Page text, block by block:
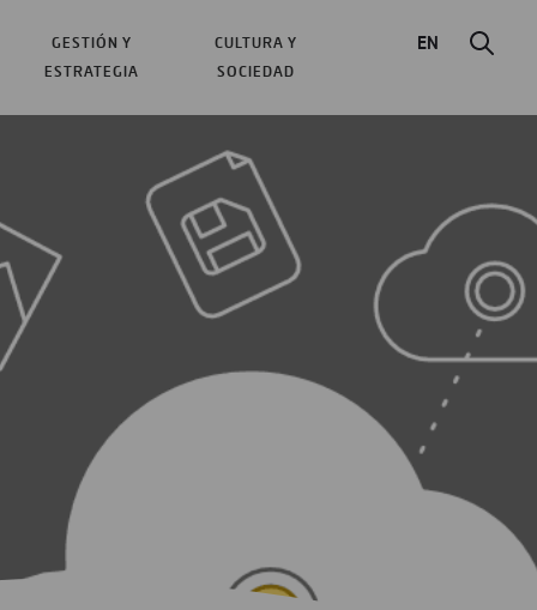
GESTIÓN Y
ESTRATEGIA
CULTURA Y
SOCIEDAD
EN